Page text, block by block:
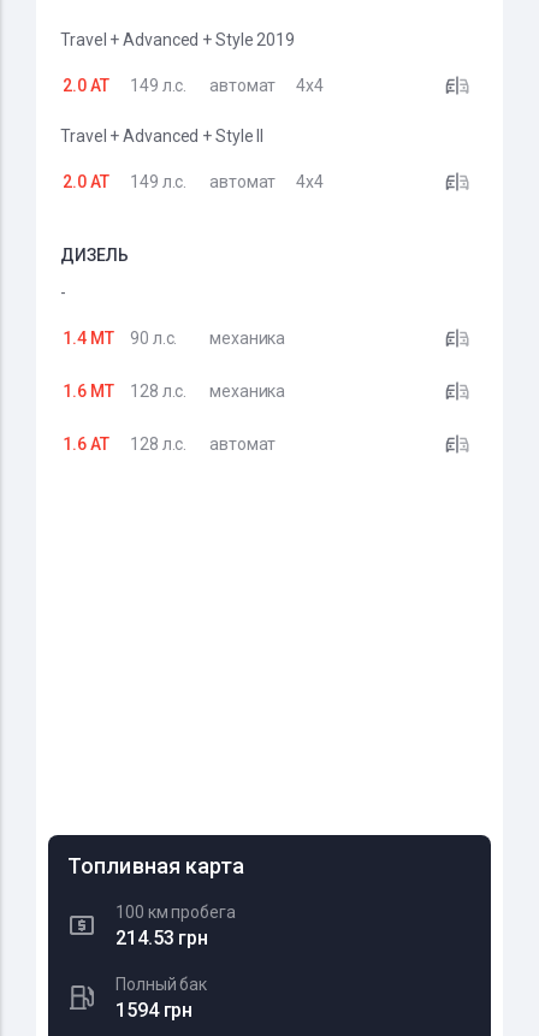
Travel + Advanced + Style 2019
2.0 AT 149 л.с. автомат 4x4
Travel + Advanced + Style II
2.0 AT 149 л.с. автомат 4x4
ДИЗЕЛЬ
-
1.4 MT 90 л.с. механика
1.6 MT 128 л.с. механика
1.6 AT 128 л.с. автомат
Топливная карта
100 км пробега
214.53 грн
Полный бак
1594 грн